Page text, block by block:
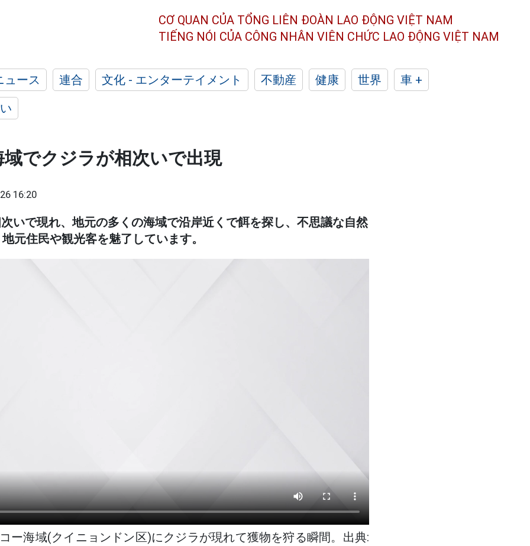
CƠ QUAN CỦA TỔNG LIÊN ĐOÀN LAO ĐỘNG VIỆT NAM
TIẾNG NÓI CỦA CÔNG NHÂN VIÊN CHỨC LAO ĐỘNG VIỆT NAM
ュース 連合 文化 - エンターテイメント 不動産 健康 世界
車 +
でクジラが相次いで出現
16:20
いで現れ、地元の多くの海域で沿岸近くで餌を探し、不思議な自然
元住民や観光客を魅了しています。
ー海域(クイニョンドン区)にクジラが現れて獲物を狩る瞬間。出典: